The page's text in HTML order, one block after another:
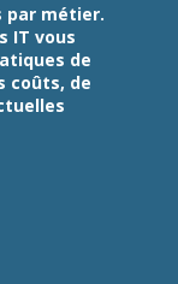
par métier.
IT vous
de
coûts, de